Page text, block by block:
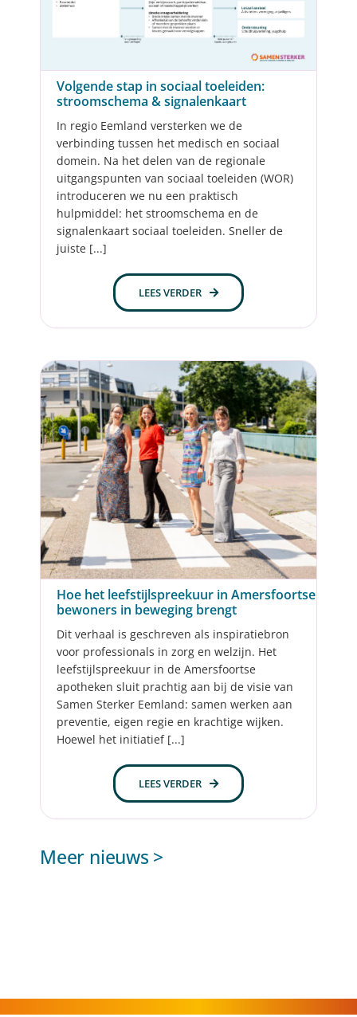
Volgende stap in sociaal toeleiden:
stroomschema & signalenkaart
In regio Eemland versterken we de
verbinding tussen het medisch en sociaal
domein. Na het delen van de regionale
uitgangspunten van sociaal toeleiden (WOR)
introduceren we nu een praktisch
hulpmiddel: het stroomschema en de
signalenkaart sociaal toeleiden. Sneller de
juiste [...]
LEES VERDER
Hoe het leefstijlspreekuur in Amersfoortse
bewoners in beweging brengt
Dit verhaal is geschreven als inspiratiebron
voor professionals in zorg en welzijn. Het
leefstijlspreekuur in de Amersfoortse
apotheken sluit prachtig aan bij de visie van
Samen Sterker Eemland: samen werken aan
preventie, eigen regie en krachtige wijken.
Hoewel het initiatief [...]
LEES VERDER
Meer nieuws >